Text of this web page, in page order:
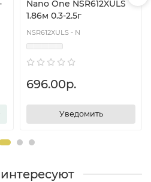
Nano One NSR612XULS
1.86м 0.3-2.5г
NSR612XULS - N
696.00р.
Уведомить